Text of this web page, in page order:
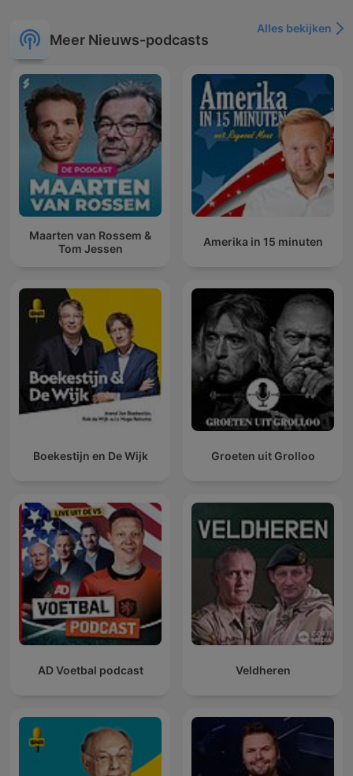
Meer Nieuws-podcasts
Alles bekijken
Maarten van Rossem &
Tom Jessen
Amerika in 15 minuten
Boekestijn en De Wijk Groeten uit Grolloo
AD Voetbal podcast Veldheren